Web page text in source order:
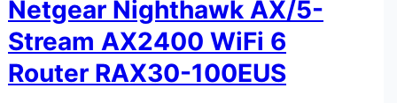
Netgear Nighthawk AX/5-
Stream AX2400 WiFi 6
Router RAX30-100EUS